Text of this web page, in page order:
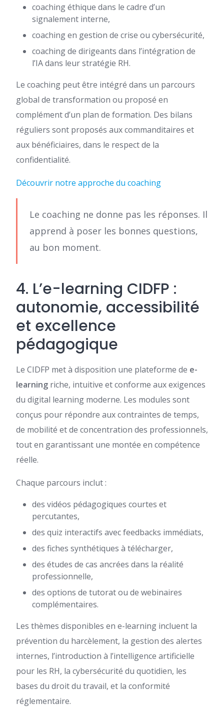
coaching éthique dans le cadre d’un
signalement interne,
coaching en gestion de crise ou cybersécurité,
coaching de dirigeants dans l’intégration de
l’IA dans leur stratégie RH.
Le coaching peut être intégré dans un parcours
global de transformation ou proposé en
complément d’un plan de formation. Des bilans
réguliers sont proposés aux commanditaires et
aux bénéficiaires, dans le respect de la
confidentialité.
Découvrir notre approche du coaching
Le coaching ne donne pas les réponses. Il
apprend à poser les bonnes questions,
au bon moment.
4. L’e-learning CIDFP :
autonomie, accessibilité
et excellence
pédagogique
Le CIDFP met à disposition une plateforme de e-
learning riche, intuitive et conforme aux exigences
du digital learning moderne. Les modules sont
conçus pour répondre aux contraintes de temps,
de mobilité et de concentration des professionnels,
tout en garantissant une montée en compétence
réelle.
Chaque parcours inclut :
des vidéos pédagogiques courtes et
percutantes,
des quiz interactifs avec feedbacks immédiats,
des fiches synthétiques à télécharger,
des études de cas ancrées dans la réalité
professionnelle,
des options de tutorat ou de webinaires
complémentaires.
Les thèmes disponibles en e-learning incluent la
prévention du harcèlement, la gestion des alertes
internes, l’introduction à l’intelligence artificielle
pour les RH, la cybersécurité du quotidien, les
bases du droit du travail, et la conformité
réglementaire.